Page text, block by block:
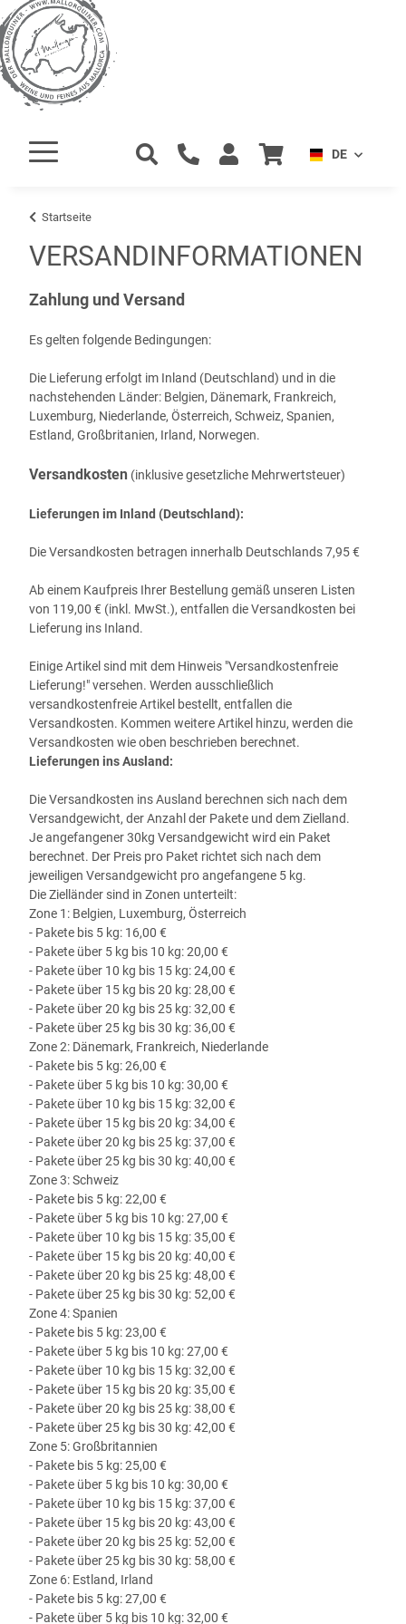
DE
Startseite
VERSANDINFORMATIONEN
Zahlung und Versand
Es gelten folgende Bedingungen:
Die Lieferung erfolgt im Inland (Deutschland) und in die
nachstehenden Länder: Belgien, Dänemark, Frankreich,
Luxemburg, Niederlande, Österreich, Schweiz, Spanien,
Estland, Großbritanien, Irland, Norwegen.
Versandkosten (inklusive gesetzliche Mehrwertsteuer)
Lieferungen im Inland (Deutschland):
Die Versandkosten betragen innerhalb Deutschlands 7,95 €
Ab einem Kaufpreis Ihrer Bestellung gemäß unseren Listen
von 119,00 € (inkl. MwSt.), entfallen die Versandkosten bei
Lieferung ins Inland.
Einige Artikel sind mit dem Hinweis "Versandkostenfreie
Lieferung!" versehen. Werden ausschließlich
versandkostenfreie Artikel bestellt, entfallen die
Versandkosten. Kommen weitere Artikel hinzu, werden die
Versandkosten wie oben beschrieben berechnet.
Lieferungen ins Ausland:
Die Versandkosten ins Ausland berechnen sich nach dem
Versandgewicht, der Anzahl der Pakete und dem Zielland.
Je angefangener 30kg Versandgewicht wird ein Paket
berechnet. Der Preis pro Paket richtet sich nach dem
jeweiligen Versandgewicht pro angefangene 5 kg.
Die Zielländer sind in Zonen unterteilt:
Zone 1: Belgien, Luxemburg, Österreich
- Pakete bis 5 kg: 16,00 €
- Pakete über 5 kg bis 10 kg: 20,00 €
- Pakete über 10 kg bis 15 kg: 24,00 €
- Pakete über 15 kg bis 20 kg: 28,00 €
- Pakete über 20 kg bis 25 kg: 32,00 €
- Pakete über 25 kg bis 30 kg: 36,00 €
Zone 2: Dänemark, Frankreich, Niederlande
- Pakete bis 5 kg: 26,00 €
- Pakete über 5 kg bis 10 kg: 30,00 €
- Pakete über 10 kg bis 15 kg: 32,00 €
- Pakete über 15 kg bis 20 kg: 34,00 €
- Pakete über 20 kg bis 25 kg: 37,00 €
- Pakete über 25 kg bis 30 kg: 40,00 €
Zone 3: Schweiz
- Pakete bis 5 kg: 22,00 €
- Pakete über 5 kg bis 10 kg: 27,00 €
- Pakete über 10 kg bis 15 kg: 35,00 €
- Pakete über 15 kg bis 20 kg: 40,00 €
- Pakete über 20 kg bis 25 kg: 48,00 €
- Pakete über 25 kg bis 30 kg: 52,00 €
Zone 4: Spanien
- Pakete bis 5 kg: 23,00 €
- Pakete über 5 kg bis 10 kg: 27,00 €
- Pakete über 10 kg bis 15 kg: 32,00 €
- Pakete über 15 kg bis 20 kg: 35,00 €
- Pakete über 20 kg bis 25 kg: 38,00 €
- Pakete über 25 kg bis 30 kg: 42,00 €
Zone 5: Großbritannien
- Pakete bis 5 kg: 25,00 €
- Pakete über 5 kg bis 10 kg: 30,00 €
- Pakete über 10 kg bis 15 kg: 37,00 €
- Pakete über 15 kg bis 20 kg: 43,00 €
- Pakete über 20 kg bis 25 kg: 52,00 €
- Pakete über 25 kg bis 30 kg: 58,00 €
Zone 6: Estland, Irland
- Pakete bis 5 kg: 27,00 €
- Pakete über 5 kg bis 10 kg: 32,00 €